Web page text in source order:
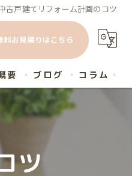
古戸建てリフォーム計画のコツ
料お見積りはこちら
要 ブログ コラム
ツ